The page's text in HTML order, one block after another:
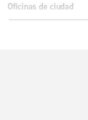
Oficinas de ciudad